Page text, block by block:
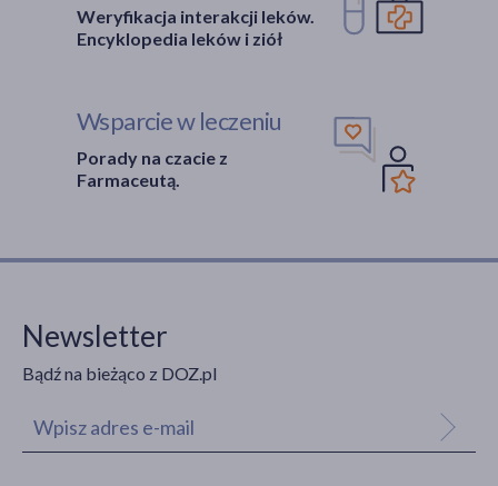
Weryfikacja interakcji leków.
Encyklopedia leków i ziół
Wsparcie w leczeniu
Porady na czacie z
Farmaceutą.
Newsletter
Bądź na bieżąco z DOZ.pl